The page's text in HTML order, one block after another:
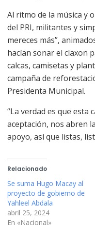
Al ritmo de la música y
del PRI, militantes y
mereces más”,
hacían sonar el claxon
calcas, camisetas y
campaña de
Presidenta Municipal.
“La verdad es que esta
aceptación, nos abren
apoyo, así que listas,
Relacionado
Se suma Hugo Macay al
proyecto de gobierno de
Yahleel Abdala
abril 25, 2024
En «Nacional»